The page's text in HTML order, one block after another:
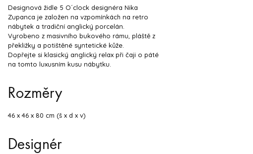
Designová židle 5 O´clock designéra Nika
Zupanca je založen na vzpomínkách na retro
nábytek a tradiční anglický porcelán.
Vyrobeno z masivního bukového rámu, pláště z
překližky a potištěné syntetické kůže.
Dopřejte si klasický anglický relax při čaji o páté
na tomto luxusním kusu nábytku.
Rozměry
46 x 46 x 80 cm (š x d x v)
Designér